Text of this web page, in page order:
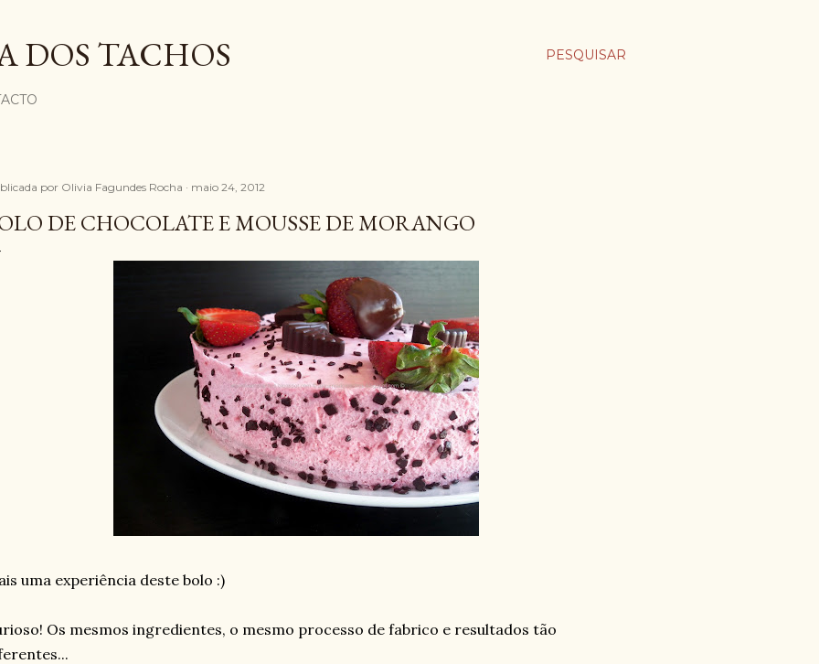
PESQUISAR
DOS TACHOS
por Olivia Fagundes Rocha maio 24, 2012
DE CHOCOLATE E MOUSSE DE MORANGO
uma experiência deste bolo :)
Os mesmos ingredientes, o mesmo processo de fabrico e resultados tão